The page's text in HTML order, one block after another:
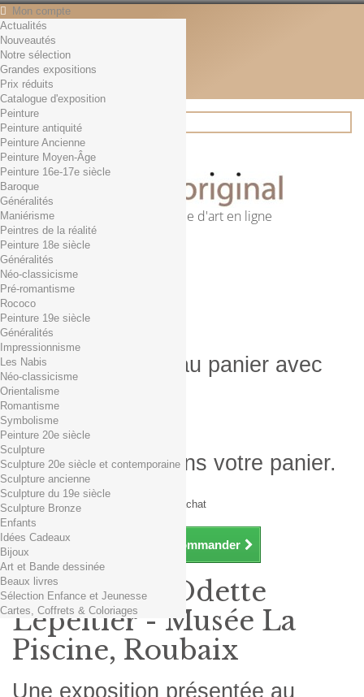
Mon compte
Contact
Français
English
Français
Actualités
Rechercher
Première librairie d'art en ligne
Panier (vide)
Aucun produit
0,01€ dès 29€ d'achat
0,00 € Total
Commander
Produit ajouté au panier avec
succès
Quantité
Total
Il y a 1 produit dans votre panier.
Total produits TTC
Frais de port TTC
0,01€ dès 29€ d'achat
Total TTC
Continuer mes achats Commander
Actualités
Nouveautés
Notre sélection
Grandes expositions
Prix réduits
Catalogue d'exposition
Peinture
Peinture antiquité
Peinture Ancienne
Peinture Moyen-Âge
Peinture 16e-17e siècle
Baroque
Généralités
Maniérisme
Peintres de la réalité
Peinture 18e siècle
Généralités
Néo-classicisme
Pré-romantisme
Rococo
Peinture 19e siècle
Généralités
Impressionnisme
Les Nabis
Néo-classicisme
Orientalisme
Romantisme
Symbolisme
Peinture 20e siècle
Sculpture
Sculpture 20e siècle et contemporaine
Sculpture ancienne
Sculpture du 19e siècle
Sculpture Bronze
Enfants
Idées Cadeaux
Bijoux
Art et Bande dessinée
Beaux livres
Sélection Enfance et Jeunesse
Cartes, Coffrets & Coloriages
Exposition Odette
Lepeltier - Musée La
Piscine, Roubaix
Une exposition présentée au